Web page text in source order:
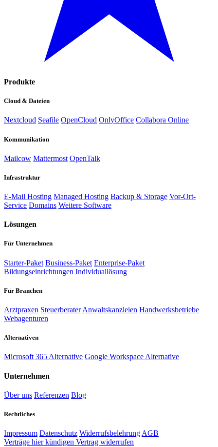
Produkte
Cloud & Dateien
Nextcloud Seafile OpenCloud OnlyOffice Collabora Online
Kommunikation
Mailcow Mattermost OpenTalk
Infrastruktur
E-Mail Hosting Managed Hosting Backup & Storage Vor-Ort-
Service Domains Weitere Software
Lösungen
Für Unternehmen
Starter-Paket Business-Paket Enterprise-Paket
Bildungseinrichtungen Individuallösung
Für Branchen
Arztpraxen Steuerberater Anwaltskanzleien Handwerksbetriebe
Webagenturen
Alternativen
Microsoft 365 Alternative Google Workspace Alternative
Unternehmen
Über uns Referenzen Blog
Rechtliches
Impressum Datenschutz Widerrufsbelehrung AGB
Verträge hier kündigen Vertrag widerrufen